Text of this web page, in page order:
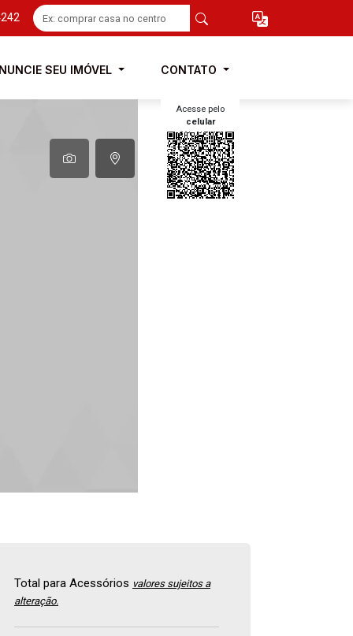
SEU IMÓVEL CONTATO
Acesse pelo
celular
Total para Acessórios valores sujeitos a
alteração.